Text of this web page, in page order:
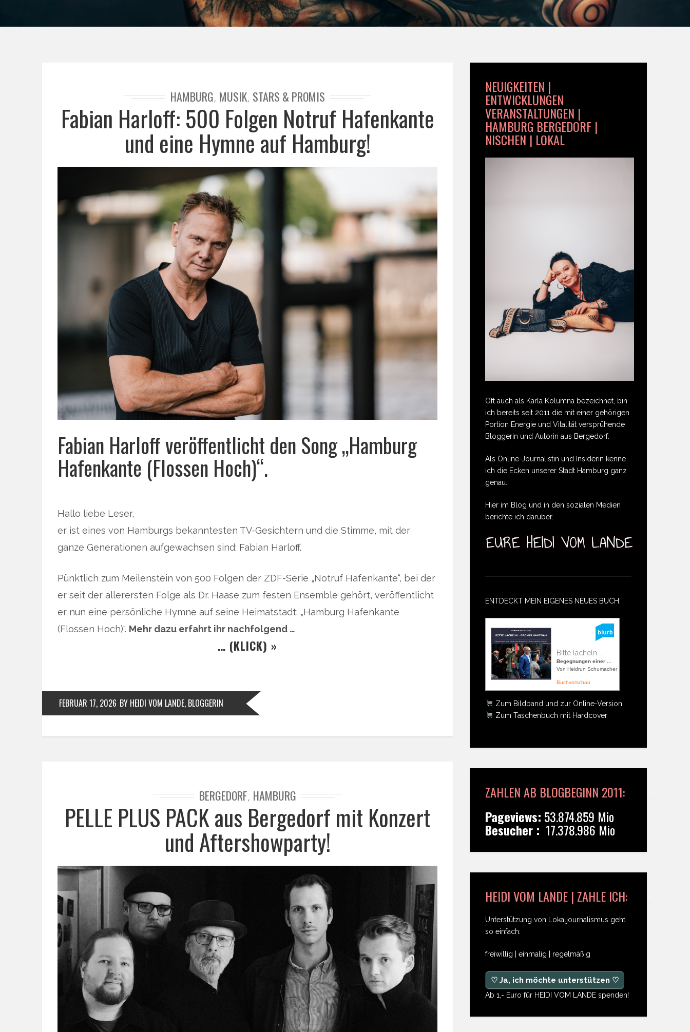
HAMBURG, MUSIK, STARS & PROMIS
Fabian Harloff: 500 Folgen Notruf Hafenkante
und eine Hymne auf Hamburg!
Fabian Harloff veröffentlicht den Song „Hamburg
Hafenkante (Flossen Hoch)“.
Hallo liebe Leser,
er ist eines von Hamburgs bekanntesten TV-Gesichtern und die Stimme, mit der
ganze Generationen aufgewachsen sind: Fabian Harloff.
Pünktlich zum Meilenstein von 500 Folgen der ZDF-Serie „Notruf Hafenkante“, bei der
er seit der allerersten Folge als Dr. Haase zum festen Ensemble gehört, veröffentlicht
er nun eine persönliche Hymne auf seine Heimatstadt: „Hamburg Hafenkante
(Flossen Hoch)“. Mehr dazu erfahrt ihr nachfolgend …
… (KLICK) »
FEBRUAR 17, 2026 BY HEIDI VOM LANDE, BLOGGERIN
BERGEDORF, HAMBURG
PELLE PLUS PACK aus Bergedorf mit Konzert
und Aftershowparty!
NEUIGKEITEN |
ENTWICKLUNGEN
VERANSTALTUNGEN |
HAMBURG BERGEDORF |
NISCHEN | LOKAL
Oft auch als Karla Kolumna bezeichnet, bin
ich bereits seit 2011 die mit einer gehörigen
Portion Energie und Vitalität versprühende
Bloggerin und Autorin aus Bergedorf.
Als Online-Journalistin und Insiderin kenne
ich die Ecken unserer Stadt Hamburg ganz
genau.
Hier im Blog und in den sozialen Medien
berichte ich darüber.
ENTDECKT MEIN EIGENES NEUES BUCH:
Bitte lächeln ...
Begegnungen einer ...
Von Heidrun Schumacher
Buchvorschau
Zum Bildband und zur Online-Version
Zum Taschenbuch mit Hardcover
ZAHLEN AB BLOGBEGINN 2011:
Pageviews: 53.874.859 Mio
Besucher : 17.378.986 Mio
HEIDI VOM LANDE | ZAHLE ICH:
Unterstützung von Lokaljournalismus geht
so einfach:
freiwillig | einmalig | regelmäßig
♡ Ja, ich möchte unterstützen ♡
Ab 1,- Euro für HEIDI VOM LANDE spenden!